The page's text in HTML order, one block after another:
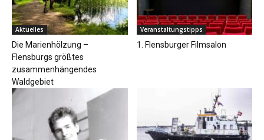
Aktuelles
Die Marienhölzung –
Flensburgs größtes
zusammenhängendes
Waldgebiet
Veranstaltungstipps
1. Flensburger Filmsalon